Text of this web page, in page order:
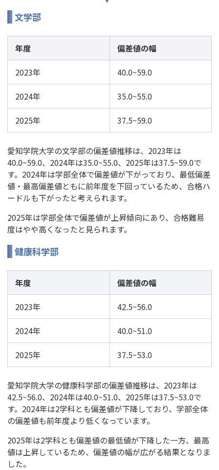
文学部
年度 偏差値の幅
2023年 40.0~59.0
2024年 35.0~55.0
2025年 37.5~59.0
愛知学院大学の文学部の偏差値推移は、2023年は
40.0~59.0、2024年は35.0~55.0、2025年は37.5~59.0で
す。2024年は学部全体で偏差値が下がっており、最低偏差
値・最高偏差値ともに前年度を下回っているため、合格ハ
ードルも下がったと考えられます。
2025年は学部全体で偏差値が上昇傾向にあり、合格難易
度はやや高くなったと見られます。
健康科学部
年度 偏差値の幅
2023年 42.5~56.0
2024年 40.0~51.0
2025年 37.5~53.0
愛知学院大学の健康科学部の偏差値推移は、2023年は
42.5~56.0、2024年は40.0~51.0、2025年は37.5~53.0で
す。2024年は2学科とも偏差値が下降しており、学部全体
の偏差値も前年度より低くなっています。
2025年は2学科とも偏差値の最低値が下降した一方、最高
値は上昇しているため、偏差値の幅が広がる結果となりま
した。